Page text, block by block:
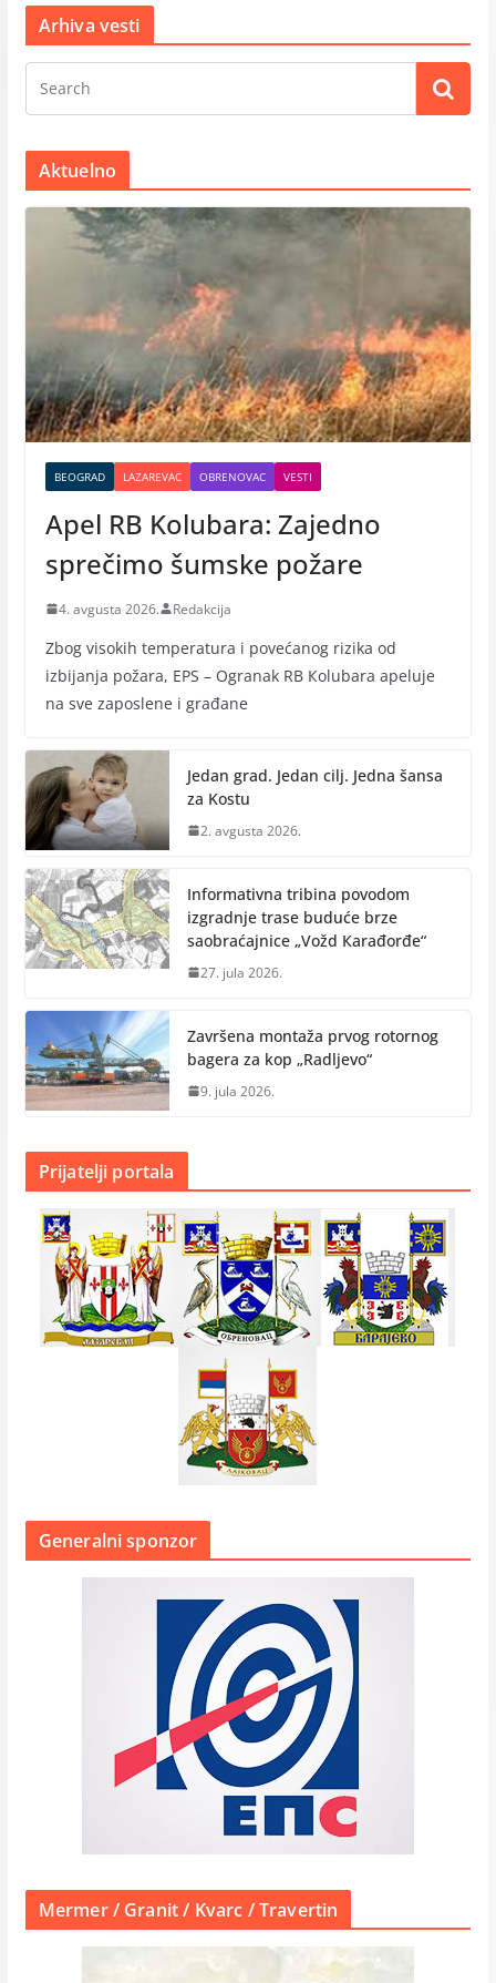
Arhiva vesti
Aktuelno
BEOGRAD LAZAREVAC OBRENOVAC VESTI
Apel RB Kolubara: Zajedno
sprečimo šumske požare
4. avgusta 2026. Redakcija
Zbog visokih temperatura i povećanog rizika od
izbijanja požara, EPS – Ogranak RB Кolubara apeluje
na sve zaposlene i građane
Jedan grad. Jedan cilj. Jedna šansa
za Kostu
2. avgusta 2026.
Informativna tribina povodom
izgradnje trase buduće brze
saobraćajnice „Vožd Кarađorđe“
27. jula 2026.
Završena montaža prvog rotornog
bagera za kop „Radlјevo“
9. jula 2026.
Prijatelji portala
Generalni sponzor
Mermer / Granit / Kvarc / Travertin